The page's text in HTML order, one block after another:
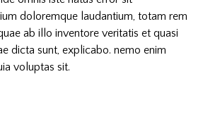
doloremque laudantium, totam rem
ab illo inventore veritatis et quasi
dicta sunt, explicabo. nemo enim
voluptas sit.